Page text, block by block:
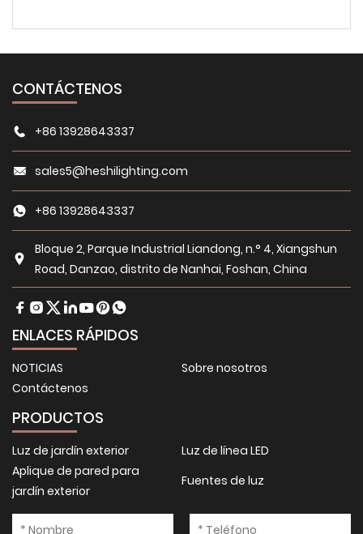
CONTÁCTENOS
+86 13928643337
sales5@heshilighting.com
+86 13928643337
Bloque 2, Parque Industrial Liandong, n.° 4, Xiangshun
Road, Danzao, distrito de Nanhai, Foshan, China
ENLACES RÁPIDOS
NOTICIAS
Sobre nosotros
Contáctenos
PRODUCTOS
Luz de jardín exterior
Luz de línea LED
Aplique de pared para
jardín exterior
Fuentes de luz